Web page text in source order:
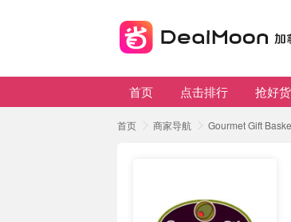
首页 点击排行 抢好货
首页 商家导航 Gourmet Gift